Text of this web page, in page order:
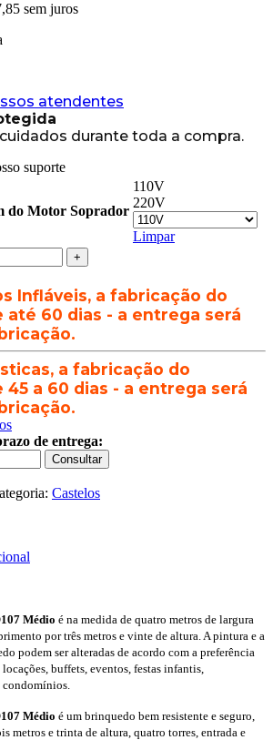
sem juros
atendentes
durante toda a compra.
suporte
do Motor Soprador
110V
220V
Limpar
Infláveis, a fabricação do
até 60 dias - a entrega será
a fabricação do
45 a 60 dias - a entrega será
de entrega:
Consultar
Castelos
Médio é na medida de quatro metros de largura
por três metros e vinte de altura. A pintura e a
podem ser alteradas de acordo com a preferência
buffets, eventos, festas infantis,
condomínios.
Médio é um brinquedo bem resistente e seguro,
metros e trinta de altura, quatro torres, entrada e